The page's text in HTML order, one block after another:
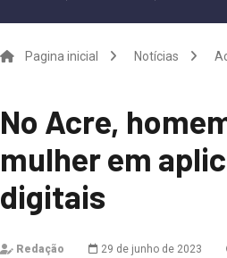
Pagina inicial Notícias
No Acre,
mulher em
digitais
Redação 29 de junho de 2023